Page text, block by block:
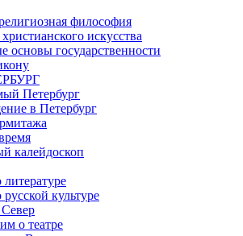
философия
искусства
основы государственности
Петербург
в Петербург
калейдоскоп
культуре
о театре